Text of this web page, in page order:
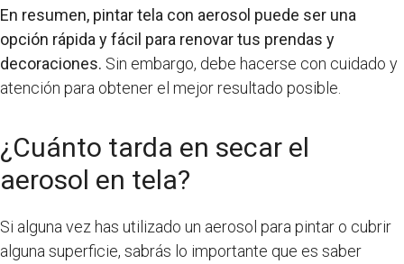
En resumen, pintar tela con aerosol puede ser una
opción rápida y fácil para renovar tus prendas y
decoraciones. Sin embargo, debe hacerse con cuidado y
atención para obtener el mejor resultado posible.
¿Cuánto tarda en secar el
aerosol en tela?
Si alguna vez has utilizado un aerosol para pintar o cubrir
alguna superficie, sabrás lo importante que es saber